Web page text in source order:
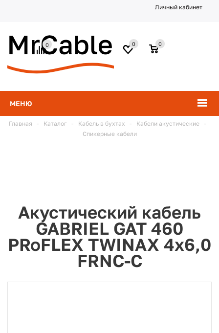
Личный кабинет
МЕНЮ
0
0
0
Главная - Каталог - Кабель в бухтах - Кабели акустические
-
Спикерные кабели
Акустический кабель
GABRIEL GAT 460
PRoFLEX TWINAX 4x6,0
FRNC-C